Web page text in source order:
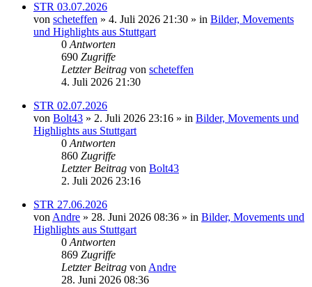
STR 03.07.2026
von scheteffen » 4. Juli 2026 21:30 » in Bilder, Movements
und Highlights aus Stuttgart
0 Antworten
690 Zugriffe
Letzter Beitrag von scheteffen
4. Juli 2026 21:30
STR 02.07.2026
von Bolt43 » 2. Juli 2026 23:16 » in Bilder, Movements und
Highlights aus Stuttgart
0 Antworten
860 Zugriffe
Letzter Beitrag von Bolt43
2. Juli 2026 23:16
STR 27.06.2026
von Andre » 28. Juni 2026 08:36 » in Bilder, Movements und
Highlights aus Stuttgart
0 Antworten
869 Zugriffe
Letzter Beitrag von Andre
28. Juni 2026 08:36